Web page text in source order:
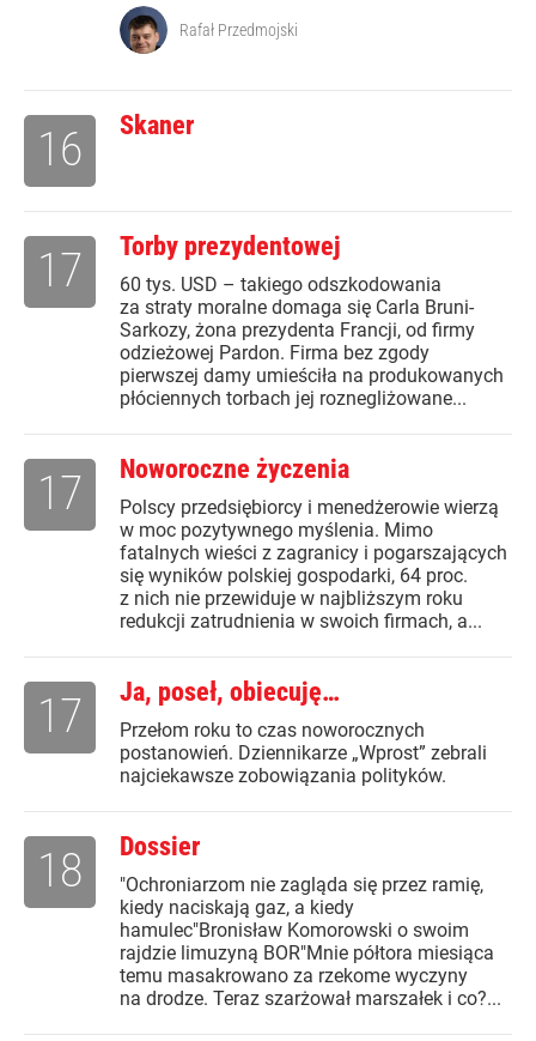
Rafał Przedmojski
Skaner
16
Torby prezydentowej
60 tys. USD – takiego odszkodowania
za straty moralne domaga się Carla Bruni-
Sarkozy, żona prezydenta Francji, od firmy
odzieżowej Pardon. Firma bez zgody
pierwszej damy umieściła na produkowanych
płóciennych torbach jej roznegliżowane...
17
Noworoczne życzenia
Polscy przedsiębiorcy i menedżerowie wierzą
w moc pozytywnego myślenia. Mimo
fatalnych wieści z zagranicy i pogarszających
się wyników polskiej gospodarki, 64 proc.
z nich nie przewiduje w najbliższym roku
redukcji zatrudnienia w swoich firmach, a...
17
Ja, poseł, obiecuję…
Przełom roku to czas noworocznych
postanowień. Dziennikarze „Wprost” zebrali
najciekawsze zobowiązania polityków.
17
Dossier
"Ochroniarzom nie zagląda się przez ramię,
kiedy naciskają gaz, a kiedy
hamulec"Bronisław Komorowski o swoim
rajdzie limuzyną BOR"Mnie półtora miesiąca
temu masakrowano za rzekome wyczyny
na drodze. Teraz szarżował marszałek i co?...
18